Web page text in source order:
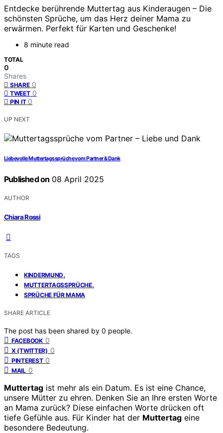
Entdecke berührende Muttertag aus Kinderaugen – Die
schönsten Sprüche, um das Herz deiner Mama zu
erwärmen. Perfekt für Karten und Geschenke!
8 minute read
TOTAL
0
Shares
SHARE 0
TWEET 0
PIN IT 0
UP NEXT
Liebevolle Muttertagssprüche vom Partner & Dank
Published on 08 April 2025
AUTHOR
Chiara Rossi
TAGS
KINDERMUND,
MUTTERTAGSSPRÜCHE,
SPRÜCHE FÜR MAMA
SHARE ARTICLE
The post has been shared by 0 people.
FACEBOOK 0
X (TWITTER) 0
PINTEREST 0
MAIL 0
Muttertag ist mehr als ein Datum. Es ist eine Chance,
unsere Mütter zu ehren. Denken Sie an Ihre ersten Worte
an Mama zurück? Diese einfachen Worte drücken oft
tiefe Gefühle aus. Für Kinder hat der Muttertag eine
besondere Bedeutung.